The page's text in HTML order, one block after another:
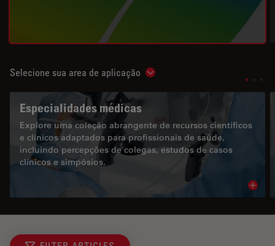
Selecione sua area de aplicação Show subnavigation
Especialidades médicas
Explore uma coleção abrangente de recursos científicos
e clínicos adaptados para profissionais de saúde,
incluindo percepções de colegas, estudos de casos
clínicos e simpósios.